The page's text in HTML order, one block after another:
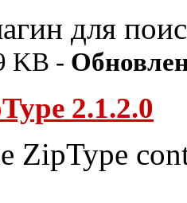
для
KB -
2.1.2.0
ZipType